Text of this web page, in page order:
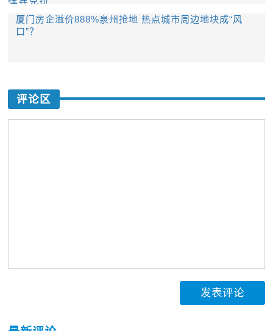
厦门房企溢价888%泉州抢地 热点城市周边地块成“风
口”？
评论区
发表评论